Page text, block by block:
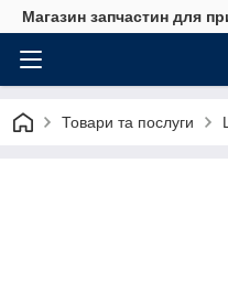
Магазин запчастин для
Товари та послуги